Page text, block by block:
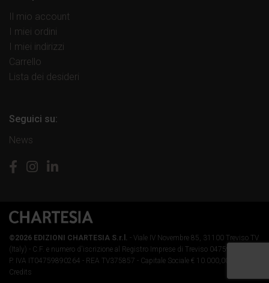
Il mio account
I miei ordini
I miei indirizzi
Carrello
Lista dei desideri
Seguici su:
News
©2026 EDIZIONI CHARTESIA S.r.l.
- Viale IV Novembre 85, 31100 Treviso TV
(Italy) - C.F. e numero d'iscrizione al Registro Imprese di Treviso 04759890264 -
P. IVA IT04759890264 - REA TV375857 - Capitale Sociale € 10.000,00 i.v.
Credits